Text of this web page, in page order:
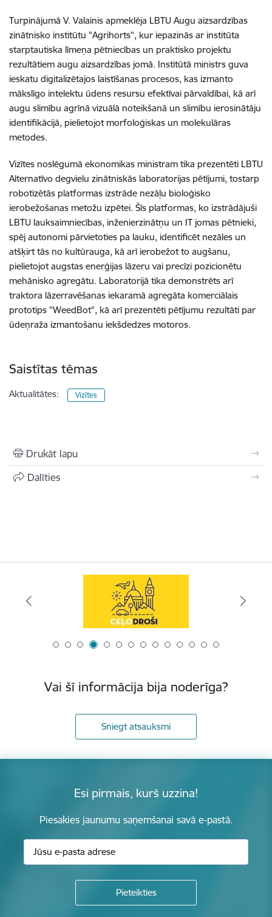
Turpinājumā V. Valainis apmeklēja LBTU Augu aizsardzības
zinātnisko institūtu "Agrihorts", kur iepazinās ar institūta
starptautiska līmeņa pētniecības un praktisko projektu
rezultātiem augu aizsardzības jomā. Institūtā ministrs guva
ieskatu digitalizētajos laistīšanas procesos, kas izmanto
mākslīgo intelektu ūdens resursu efektīvai pārvaldībai, kā arī
augu slimību agrīnā vizuālā noteikšanā un slimību ierosinātāju
identifikācijā, pielietojot morfoloģiskas un molekulāras
metodes.
Vizītes noslēgumā ekonomikas ministram tika prezentēti LBTU
Alternatīvo degvielu zinātniskās laboratorijas pētījumi, tostarp
robotizētās platformas izstrāde nezāļu bioloģisko
ierobežošanas metožu izpētei. Šīs platformas, ko izstrādājuši
LBTU lauksaimniecības, inženierzinātņu un IT jomas pētnieki,
spēj autonomi pārvietoties pa lauku, identificēt nezāles un
atšķirt tās no kultūrauga, kā arī ierobežot to augšanu,
pielietojot augstas enerģijas lāzeru vai precīzi pozicionētu
mehānisko agregātu. Laboratorijā tika demonstrēts arī
traktora lāzerravēšanas iekaramā agregāta komerciālais
prototips "WeedBot", kā arī prezentēti pētījumu rezultāti par
ūdeņraža izmantošanu iekšdedzes motoros.
Saistītas tēmas
Aktualitātes: Vizītes
Drukāt lapu
Dalīties
Vai šī informācija bija noderīga?
Sniegt atsauksmi
Esi pirmais, kurš uzzina!
Piesakies jaunumu saņemšanai savā e-pastā.